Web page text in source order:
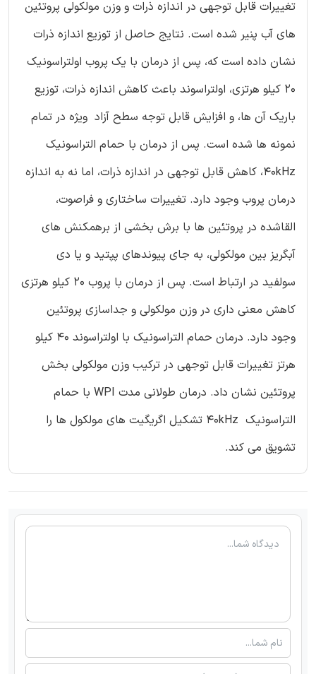
تغییرات قابل توجهی در اندازه ذرات و وزن مولکولی پروتئین
های آب پنیر شده است. نتایج حاصل از توزیع اندازه ذرات
نشان داده است که، پس از درمان با یک پروب اولتراسونیک
20 کیلو هرتزی، اولتراسوند باعث کاهش اندازه ذرات، توزیع
باریک آن ها، و افزایش قابل توجه سطح آزاد ویژه در تمام
نمونه ها شده است. پس از درمان با حمام التراسونیک
40kHz، کاهش قابل توجهی در اندازه ذرات، اما نه به اندازه
درمان پروب وجود دارد. تغییرات ساختاری و فراصوت،
القاشده در پروتئین ها با برش بخشی از برهمکنش های
آبگریز بین مولکولی، به جای پیوندهای پپتید و یا دی
سولفید در ارتباط است. پس از درمان با پروب 20 کیلو هرتزی
کاهش معنی داری در وزن مولکولی و جداسازی پروتئین
وجود دارد. درمان حمام التراسونیک با اولتراسوند 40 کیلو
هرتز تغییرات قابل توجهی در ترکیب وزن مولکولی بخش
پروتئین نشان داد. درمان طولانی مدت WPI با حمام
التراسونیک 40kHz تشکیل اگریگیت های مولکول ها را
تشویق می کند.